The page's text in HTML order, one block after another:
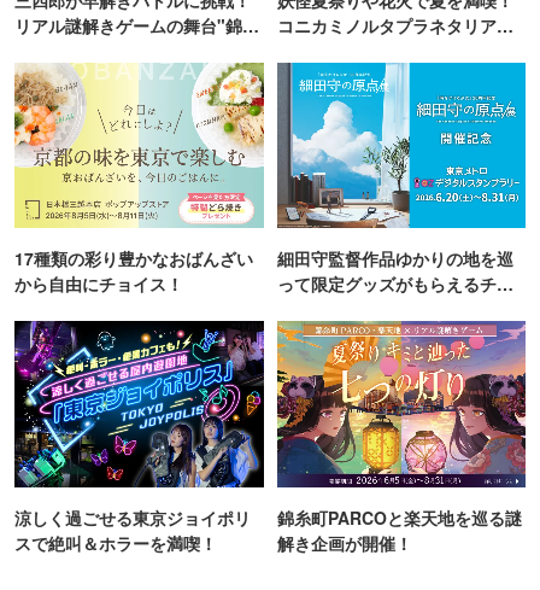
リアル謎解きゲームの舞台"錦糸
コニカミノルタプラネタリア
17種類の彩り豊かなおばんざい
から自由にチョイス！
細田守監督作品ゆかりの地を巡
って限定グッズがもらえるチャ
涼しく過ごせる東京ジョイポリ
スで絶叫＆ホラーを満喫！
錦糸町PARCOと楽天地を巡る謎
解き企画が開催！